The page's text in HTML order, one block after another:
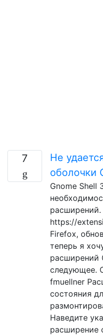
7
Не
оболочки
Gnome Shell
https://
Firefox,
теперь я
расширений
следующее.
fmuellner
состояния
Наведите
расширение